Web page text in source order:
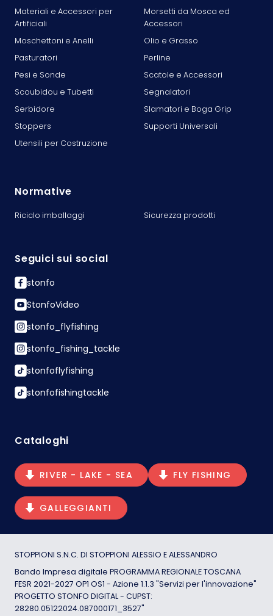
Materiali e Accessori per
Artificiali
Morsetti da Mosca ed
Accessori
Moschettoni e Anelli
Olio e Grasso
Pasturatori
Perline
Pesi e Sonde
Scatole e Accessori
Scoubidou e Tubetti
Segnalatori
Serbidore
Slamatori e Boga Grip
Stoppers
Supporti Universali
Utensili per Costruzione
Normative
Riciclo imballaggi Sicurezza prodotti
Seguici sui social
stonfo
StonfoVideo
stonfo_flyfishing
stonfo_fishing_tackle
stonfoflyfishing
stonfofishingtackle
Cataloghi
RIVER - LAKE - SEA FLY FISHING
GALLEGGIANTI
STOPPIONI S.N.C. DI STOPPIONI ALESSIO E ALESSANDRO
Bando Impresa digitale PROGRAMMA REGIONALE TOSCANA
FESR 2021-2027 OP1 OS1 - Azione 1.1.3 "Servizi per l'innovazione"
PROGETTO STONFO DIGITAL - CUPST:
28280.05122024.087000171_3527"